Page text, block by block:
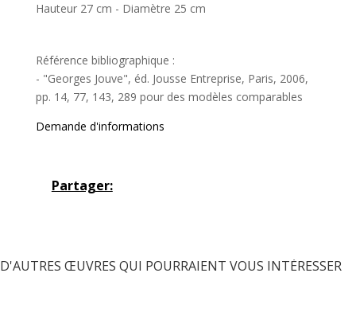
Hauteur 27 cm - Diamètre 25 cm
Référence bibliographique :
- "Georges Jouve", éd. Jousse Entreprise, Paris, 2006,
pp. 14, 77, 143, 289 pour des modèles comparables
Demande d'informations
Partager:
D'AUTRES ŒUVRES QUI POURRAIENT VOUS INTÉRESSER